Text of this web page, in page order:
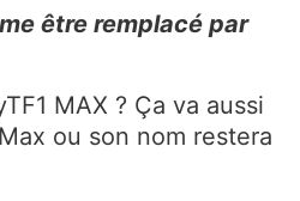
être remplacé par
MAX ? Ça va aussi
ou son nom restera